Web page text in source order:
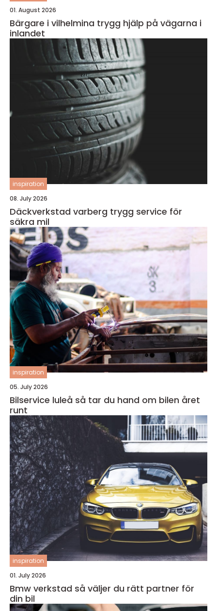
01. August 2026
Bärgare i vilhelmina trygg hjälp på vägarna i
inlandet
inspiration
08. July 2026
Däckverkstad varberg trygg service för
säkra mil
inspiration
05. July 2026
Bilservice luleå så tar du hand om bilen året
runt
inspiration
01. July 2026
Bmw verkstad så väljer du rätt partner för
din bil